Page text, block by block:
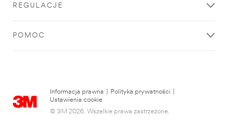
REGULACJE
POMOC
Informacja prawna Polityka prywatności
Ustawienia cookie
© 3M 2026. Wszelkie prawa zastrzeżone.